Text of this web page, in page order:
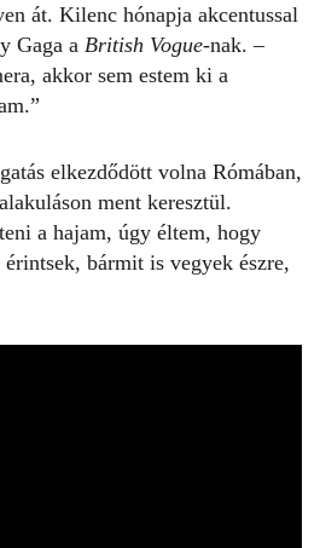
át. Kilenc hónapja akcentussal
Gaga a British Vogue-nak. –
akkor sem estem ki a
elkezdődött volna Rómában,
ment keresztül.
a hajam, úgy éltem, hogy
bármit is vegyek észre,